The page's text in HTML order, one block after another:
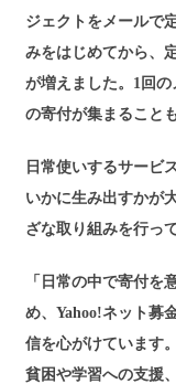
ジェクトをメールで
みをはじめてから、
が増えました。1回の
の寄付が集まること
日常使いするサービ
いかに生み出すかが
ざな取り組みを行っ
「日常の中で寄付を
め、Yahoo!ネット募
信を心がけています
貧困や学習への支援